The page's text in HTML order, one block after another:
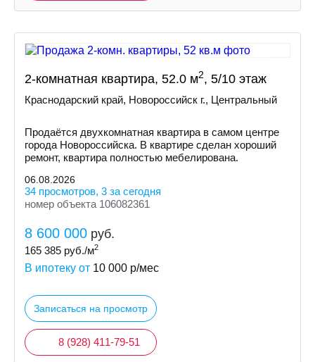
2-комнатная квартира, 52.0 м2, 5/10 этаж
Краснодарский край, Новороссийск г., Центральный
Продаётся двухкомнатная квартира в самом центре
города Новороссийска. В квартире сделан хороший
ремонт, квартира полностью мебелирована.
06.08.2026
34 просмотров, 3 за сегодня
номер объекта 106082361
8 600 000 руб.
165 385 руб./м2
В ипотеку от 10 000 р/мес
Записаться на просмотр
8 (928) 411-79-51